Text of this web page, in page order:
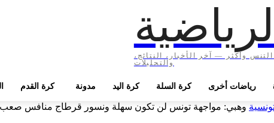
وأكثر — آخر الأخبار، النتائج،
والتحليلات
رياضات أخرى كرة السلة كرة اليد مدونة كرة القدم
وهبي: مواجهة تونس لن تكون سهلة ونسور قرطاج منافس صعب